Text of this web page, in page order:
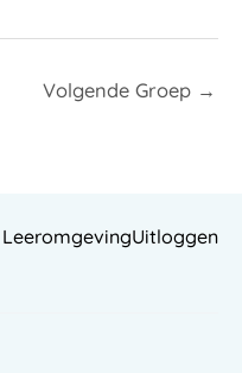
Volgende Groep →
LeeromgevingUitloggen